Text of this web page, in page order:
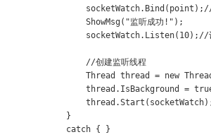
socketWatch.Bind(point);//绑
ShowMsg("监听成功!");
socketWatch.Listen(10);//设
//创建监听线程
Thread thread = new
thread.IsBackground =
}
catch { }